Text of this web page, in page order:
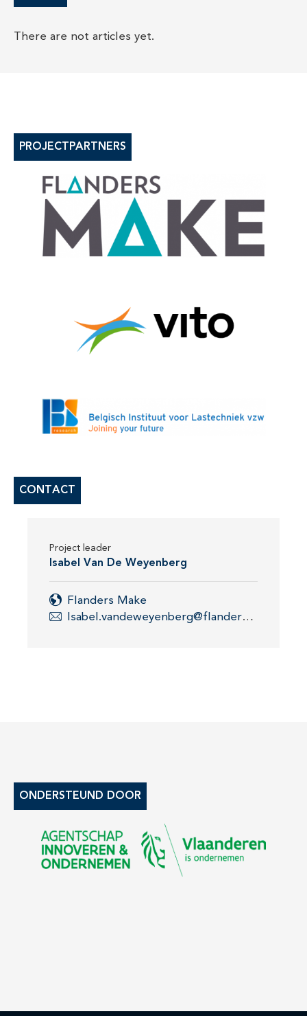
There are not articles yet.
PROJECTPARTNERS
CONTACT
Project leader
Isabel Van De Weyenberg
Flanders Make
Isabel.vandeweyenberg@flandersmake.be
ONDERSTEUND DOOR